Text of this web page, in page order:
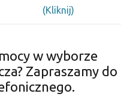
(Kliknij)
w wyborze
Zapraszamy do